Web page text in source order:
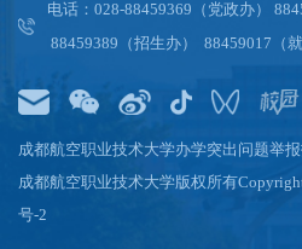
电话：028-88459369（党政办）
88459389（招生办） 88459017（就
成都航空职业技术大学办学突出问题举
成都航空职业技术大学版权所有
号-2